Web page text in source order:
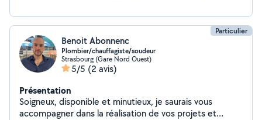
Particulier
Benoit Abonnenc
Plombier/chauffagiste/soudeur
Strasbourg (Gare Nord Ouest)
5/5 (2 avis)
Présentation
Soigneux, disponible et minutieux, je saurais vous
accompagner dans la réalisation de vos projets et